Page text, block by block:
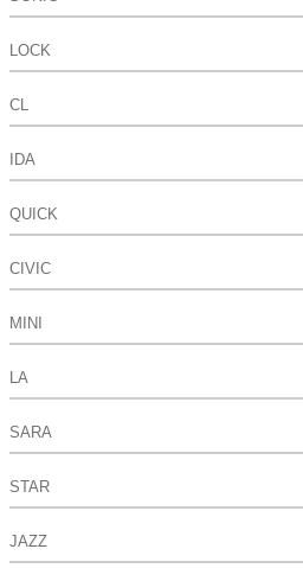
LOCK
CL
IDA
QUICK
CIVIC
MINI
LA
SARA
STAR
JAZZ